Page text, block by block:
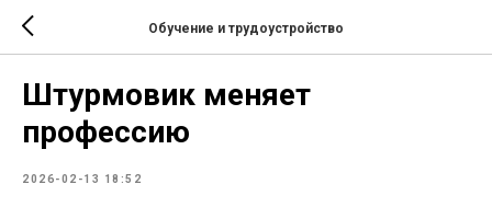
Обучение и трудоустройство
Штурмовик меняет
профессию
2026-02-13 18:52